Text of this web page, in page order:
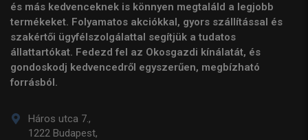
és más kedvenceknek is könnyen megtaláld a legjobb
termékeket. Folyamatos akciókkal, gyors szállítással és
szakértői ügyfélszolgálattal segítjük a tudatos
állattartókat. Fedezd fel az Okosgazdi kínálatát, és
gondoskodj kedvencedről egyszerűen, megbízható
forrásból.
Háros utca 7.,
1222 Budapest,